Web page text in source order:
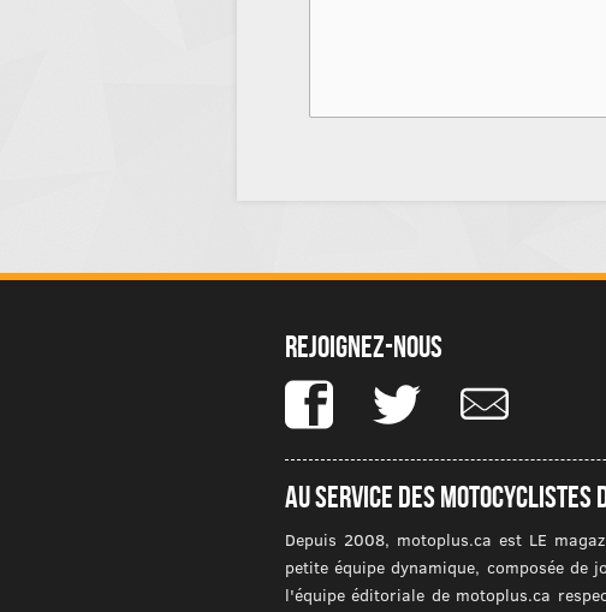
Rejoignez-nous
Au service des motocyclistes
Depuis 2008, motoplus.ca est LE
petite équipe dynamique, composée de
l'équipe éditoriale de motoplus.ca